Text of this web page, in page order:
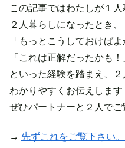
この記事ではわたしが１人
２人暮らしになったとき、
「もっとこうしておけばよ
「これは正解だったかも！
といった経験を踏まえ、
わかりやすくお伝えします
ぜひパートナーと２人でご
→ 先ずこれをご覧下さい